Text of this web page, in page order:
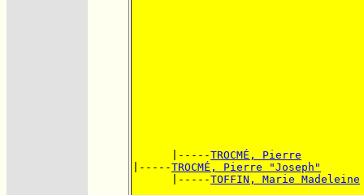
      |-----
TROCMÉ, Pierre
|-----TROCMÉ, Pierre "Joseph"
      |-----
TOFFIN, Marie Madeleine